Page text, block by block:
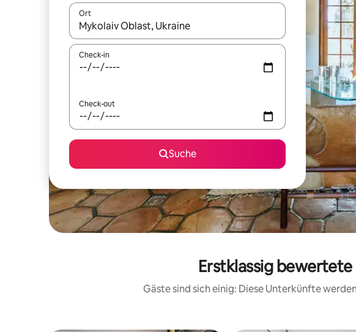
Ort
Wenn Ergebnisse verfügbar sind, navigiere mit den Pfeiltasten nach
Check-in
Check-out
Suche
Erstklassig
Gäste sind sich einig: Diese Unterkünfte